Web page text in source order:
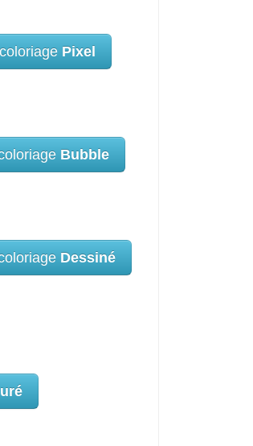
Pixel
Bubble
Dessiné